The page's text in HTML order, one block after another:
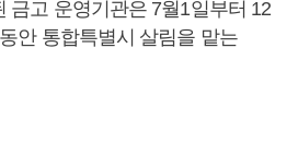
금고 운영기관은 7월1일부터 12
안 통합특별시 살림을 맡는